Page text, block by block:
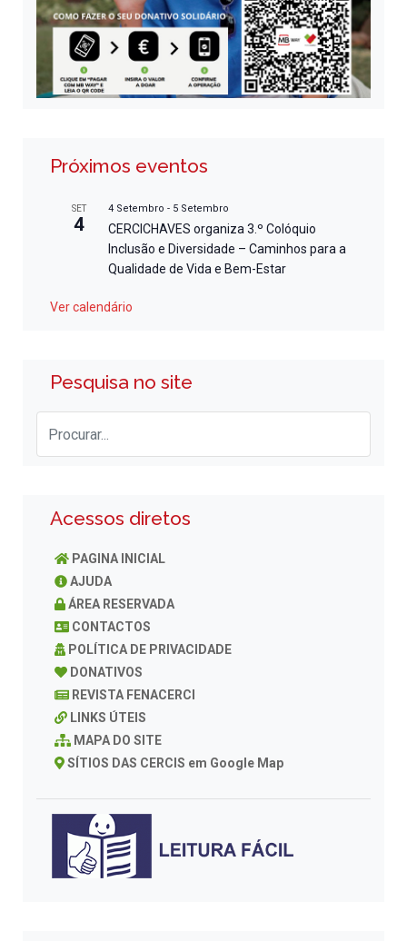
Próximos eventos
SET
4
4 Setembro - 5 Setembro
CERCICHAVES organiza 3.º Colóquio
Inclusão e Diversidade – Caminhos para a
Qualidade de Vida e Bem-Estar
Ver calendário
Pesquisa no site
Acessos diretos
PAGINA INICIAL
AJUDA
ÁREA RESERVADA
CONTACTOS
POLÍTICA DE PRIVACIDADE
DONATIVOS
REVISTA FENACERCI
LINKS ÚTEIS
MAPA DO SITE
SÍTIOS DAS CERCIS em Google Map